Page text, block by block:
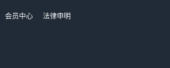
会员中心
法律申明